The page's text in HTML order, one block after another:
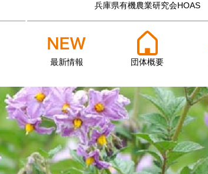
兵庫県有機農業研究会HOAS
最新情報 団体概要